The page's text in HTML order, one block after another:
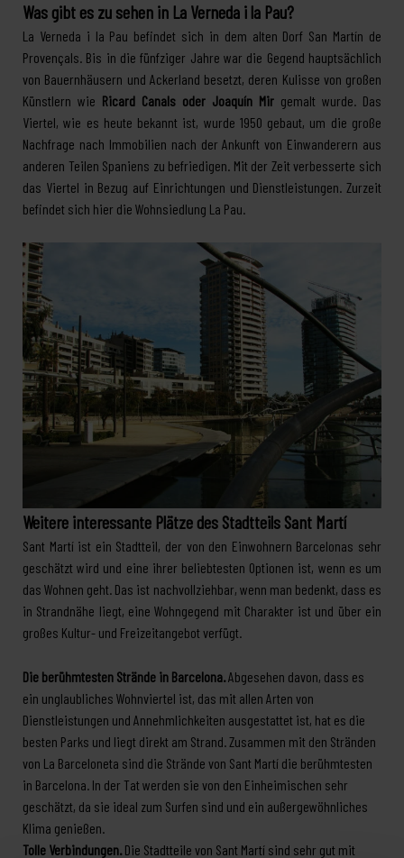
Was gibt es zu sehen in La Verneda i la Pau?
La Verneda i la Pau befindet sich in dem alten Dorf San Martín de
Provençals. Bis in die fünfziger Jahre war die Gegend hauptsächlich
von Bauernhäusern und Ackerland besetzt, deren Kulisse von großen
Künstlern wie Ricard Canals oder Joaquín Mir gemalt wurde. Das
Viertel, wie es heute bekannt ist, wurde 1950 gebaut, um die große
Nachfrage nach Immobilien nach der Ankunft von Einwanderern aus
anderen Teilen Spaniens zu befriedigen. Mit der Zeit verbesserte sich
das Viertel in Bezug auf Einrichtungen und Dienstleistungen. Zurzeit
befindet sich hier die Wohnsiedlung La Pau.
Weitere interessante Plätze des Stadtteils Sant Martí
Sant Martí ist ein Stadtteil, der von den Einwohnern Barcelonas sehr
geschätzt wird und eine ihrer beliebtesten Optionen ist, wenn es um
das Wohnen geht. Das ist nachvollziehbar, wenn man bedenkt, dass es
in Strandnähe liegt, eine Wohngegend mit Charakter ist und über ein
großes Kultur- und Freizeitangebot verfügt.
Die berühmtesten Strände in Barcelona.Abgesehen davon, dass es
ein unglaubliches Wohnviertel ist, das mit allen Arten von
Dienstleistungen und Annehmlichkeiten ausgestattet ist, hat es die
besten Parks und liegt direkt am Strand. Zusammen mit den Stränden
von La Barceloneta sind die Strände von Sant Martí die berühmtesten
in Barcelona. In der Tat werden sie von den Einheimischen sehr
geschätzt, da sie ideal zum Surfen sind und ein außergewöhnliches
Klima genießen.
Tolle Verbindungen.Die Stadtteile von Sant Martí sind sehr gut mit